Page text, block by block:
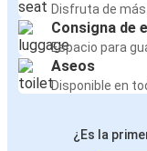
Disfruta de
Consigna de
Espacio para
Aseos
Disponible en
¿Es la